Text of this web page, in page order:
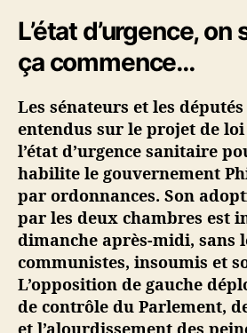
L’état d’urgence,
ça commence…
Les sénateurs et les
entendus sur le projet de
l’état d’urgence sanitaire
habilite le gouvernement
par ordonnances. Son
par les deux chambres est
dimanche après-midi, sans
communistes, insoumis et
L’opposition de gauche
de contrôle du Parlement,
et l’alourdissement des